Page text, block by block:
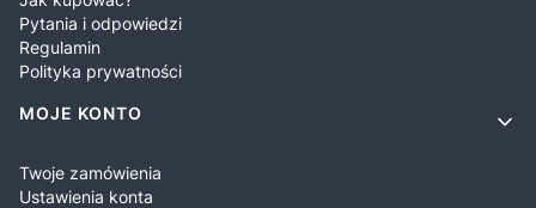
Pytania i odpowiedzi
Regulamin
Polityka prywatności
MOJE KONTO
Twoje zamówienia
Ustawienia konta